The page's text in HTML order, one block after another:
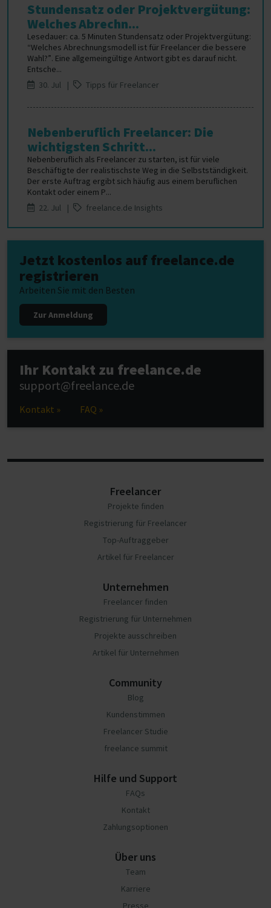
Stundensatz oder Projektvergütung:
Welches Abrechn...
Lesedauer: ca. 5 Minuten Stundensatz oder Projektvergütung:
“Welches Abrechnungsmodell ist für Freelancer die bessere
Wahl?”. Eine allgemeingültige Antwort gibt es darauf nicht.
Entsche...
30. Jul |
Tipps für Freelancer
Nebenberuflich Freelancer: Die
wichtigsten Schritt...
Nebenberuflich als Freelancer zu starten, ist für viele
Beschäftigte der realistischste Weg in die Selbstständigkeit.
Der erste Auftrag ergibt sich häufig aus einem beruflichen
Kontakt oder einem P...
22. Jul |
freelance.de Insights
Jetzt kostenlos auf freelance.de
registrieren
Arbeiten Sie mit den Besten
Zur Anmeldung
Ihr Kontakt zu freelance.de
support@freelance.de
Kontakt » FAQ »
Freelancer
Projekte finden
Registrierung für Freelancer
Top-Auftraggeber
Artikel für Freelancer
Unternehmen
Freelancer finden
Registrierung für Unternehmen
Projekte ausschreiben
Artikel für Unternehmen
Community
Blog
Kundenstimmen
Freelancer Studie
freelance summit
Hilfe und Support
FAQs
Kontakt
Zahlungsoptionen
Über uns
Team
Karriere
Presse